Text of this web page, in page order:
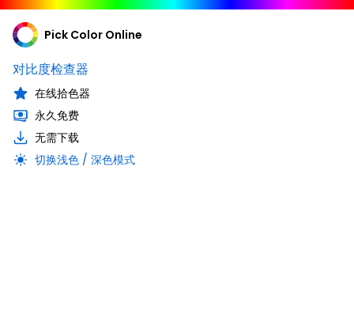
Pick Color Online
对比度检查器
在线拾色器
永久免费
无需下载
切换浅色 / 深色模式